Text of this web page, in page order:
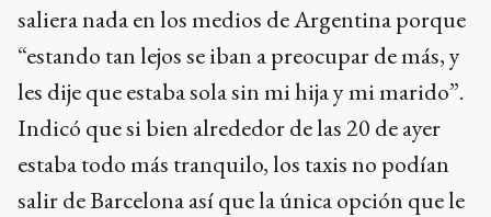
saliera nada en los medios de Argentina porque
“estando tan lejos se iban a preocupar de más, y
les dije que estaba sola sin mi hija y mi marido”.
Indicó que si bien alrededor de las 20 de ayer
estaba todo más tranquilo, los taxis no podían
salir de Barcelona así que la única opción que le